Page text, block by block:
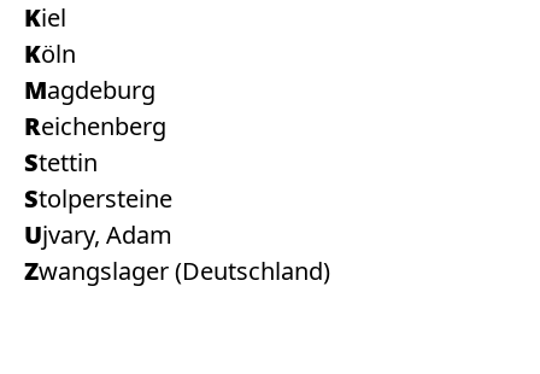
Kiel
Köln
Magdeburg
Reichenberg
Stettin
Stolpersteine
Ujvary, Adam
Zwangslager (Deutschland)